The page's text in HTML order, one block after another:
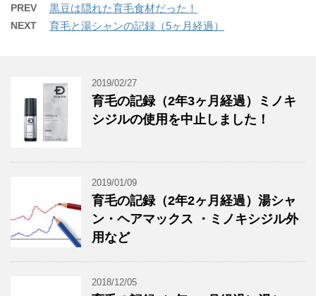
PREV 黒豆は隠れた育毛食材だった！
NEXT 育毛と湯シャンの記録（5ヶ月経過）
2019/02/27
育毛の記録（2年3ヶ月経過）ミノキ
シジルの使用を中止しました！
2019/01/09
育毛の記録（2年2ヶ月経過）湯シャ
ン・ヘアマックス ・ミノキシジル外
用など
2018/12/05